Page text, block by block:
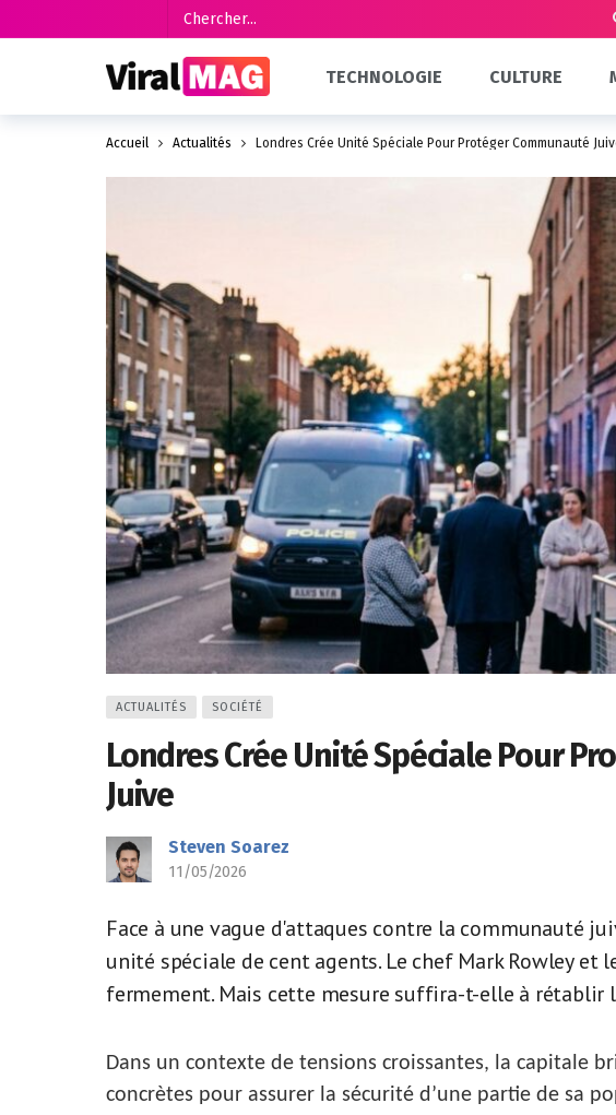
TECHNOLOGIE CULTURE
Accueil Actualités Londres Crée Unité Spéciale Pour Protéger Communauté
ACTUALITÉS SOCIÉTÉ
Londres Crée Unité Spéciale Pour
Juive
Steven Soarez
11/05/2026
Face à une vague d'attaques contre la communauté
unité spéciale de cent agents. Le chef Mark Rowley et
fermement. Mais cette mesure suffira-t-elle à rétablir
Dans un contexte de tensions croissantes, la capitale
concrètes pour assurer la sécurité d’une partie de sa